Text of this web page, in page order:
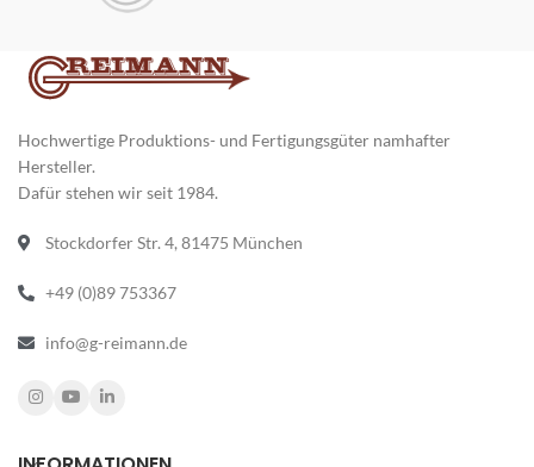
Hochwertige Produktions- und Fertigungsgüter namhafter
Hersteller.
Dafür stehen wir seit 1984.
Stockdorfer Str. 4, 81475 München
+49 (0)89 753367
info@g-reimann.de